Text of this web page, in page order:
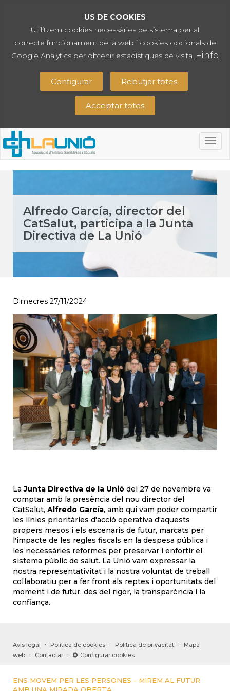
US DE COOKIES
Utilitzem cookies necessàries de sistema per al
correcte funcionament de la web i cookies opcionals de
Google Analytics per obtenir estadístiques de visita. +info
Configurar Rebutjar totes
Acceptar totes
Alfredo García, director del
CatSalut, participa a la Junta
Directiva de La Unió
Dimecres 27/11/2024
LaJunta Directiva de la Unió del 27 de novembre va
comptar amb la presència del nou director del
CatSalut, Alfredo García, amb qui vam poder compartir
les línies prioritàries d'acció operativa d'aquests
propers mesos i els escenaris de futur, marcats per
l'impacte de les regles fiscals en la despesa pública i
les necessàries reformes per preservar i enfortir el
sistema públic de salut. La Unió vam expressar la
nostra representativitat i la nostra voluntat de treball
col·laboratiu per a fer front als reptes i oportunitats del
moment i de futur, des del rigor, la transparència i la
confiança.
Avís legal · Política de cookies · Política de privacitat ·
Mapa
web
· Contactar · Configurar cookies
ENS MOVEM PER LES PERSONES - MIREM AL FUTUR